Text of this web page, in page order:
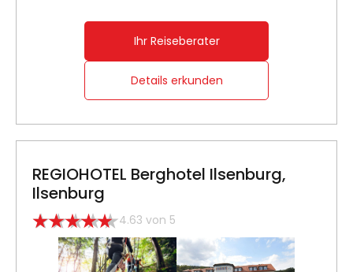
Ihr Reiseberater
Details erkunden
REGIOHOTEL Berghotel Ilsenburg,
Ilsenburg
4.63 von 5